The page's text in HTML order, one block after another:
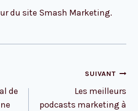
du site Smash Marketing.
de
SUIVANT
Les meilleurs
podcasts marketing à